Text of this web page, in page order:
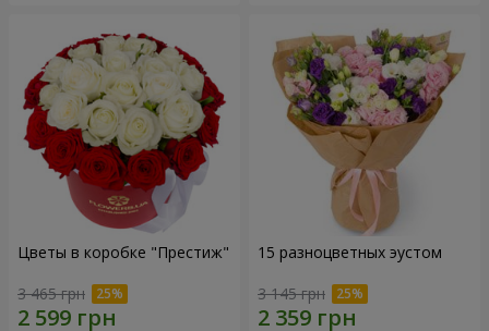
Цветы в коробке "Престиж"
3 465 грн
15 разноцветных эустом
3 145 грн